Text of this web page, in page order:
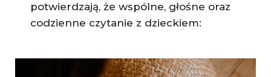
potwierdzają, że wspólne, głośne oraz
codzienne czytanie z dzieckiem: